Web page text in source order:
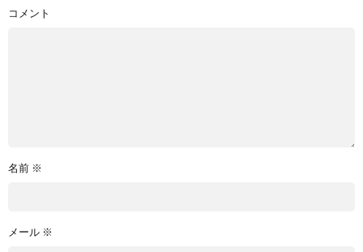
コメント
名前 ※
メール ※